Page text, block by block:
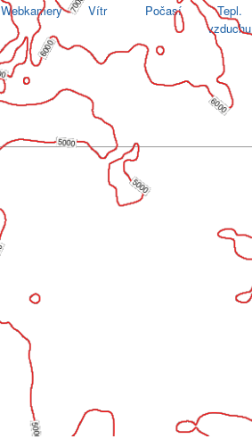
Tepl.
vzduchu
Počasí
Vítr
Webkamery